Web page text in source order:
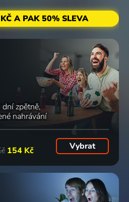
A PAK 50% SLEVA
dní zpětně
nahrávání
154 Kč Vybrat